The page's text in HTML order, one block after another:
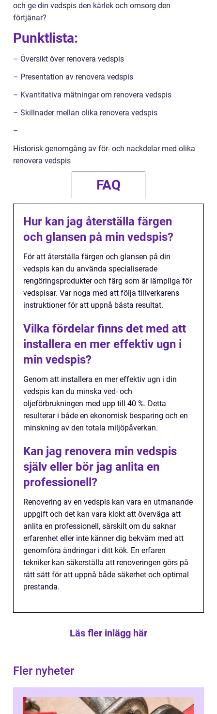
och ge din vedspis den kärlek och omsorg den
förtjänar?
Punktlista:
– Översikt över renovera vedspis
– Presentation av renovera vedspis
– Kvantitativa mätningar om renovera vedspis
– Skillnader mellan olika renovera vedspis
–
Historisk genomgång av för- och nackdelar med olika
renovera vedspis
FAQ
Hur kan jag återställa färgen
och glansen på min vedspis?
För att återställa färgen och glansen på din
vedspis kan du använda specialiserade
rengöringsprodukter och färg som är lämpliga för
vedspisar. Var noga med att följa tillverkarens
instruktioner för att uppnå bästa resultat.
Vilka fördelar finns det med att
installera en mer effektiv ugn i
min vedspis?
Genom att installera en mer effektiv ugn i din
vedspis kan du minska ved- och
oljeförbrukningen med upp till 40 %. Detta
resulterar i både en ekonomisk besparing och en
minskning av den totala miljöpåverkan.
Kan jag renovera min vedspis
själv eller bör jag anlita en
professionell?
Renovering av en vedspis kan vara en utmanande
uppgift och det kan vara klokt att överväga att
anlita en professionell, särskilt om du saknar
erfarenhet eller inte känner dig bekväm med att
genomföra ändringar i ditt kök. En erfaren
tekniker kan säkerställa att renoveringen görs på
rätt sätt för att uppnå både säkerhet och optimal
prestanda.
Läs fler inlägg här
Fler nyheter